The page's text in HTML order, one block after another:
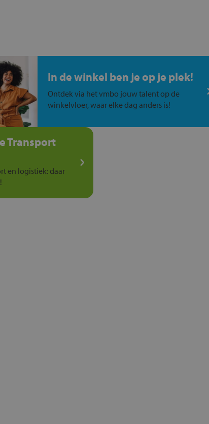
In de winkel ben je op je plek!
Ontdek via het vmbo jouw talent op de
winkelvloer, waar elke dag anders is!
Transport
en logistiek: daar